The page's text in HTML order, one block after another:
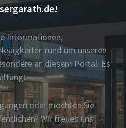
Informationen,
rund um unseren
an diesem Portal: Es
oder möchten Sie
Wir freuen uns